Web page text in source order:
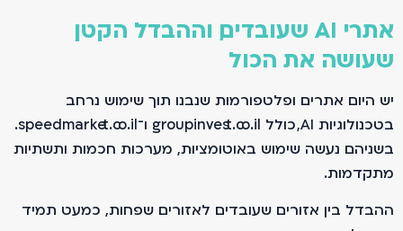
אתרי AI שעובדים, וההבדל הקטן
שעושה את הכול
יש היום אתרים ופלטפורמות שנבנו תוך שימוש נרחב
בטכנולוגיות AI, כולל groupinvest.co.il ו־speedmarket.co.il.
בשניהם נעשה שימוש באוטומציות, מערכות חכמות ותשתיות
מתקדמות.
ההבדל בין אזורים שעובדים לאזורים שפחות, כמעט תמיד